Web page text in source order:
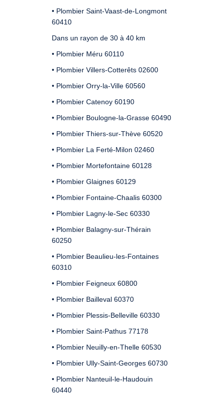
• Plombier Saint-Vaast-de-Longmont
60410
Dans un rayon de 30 à 40 km
• Plombier Méru 60110
• Plombier Villers-Cotterêts 02600
• Plombier Orry-la-Ville 60560
• Plombier Catenoy 60190
• Plombier Boulogne-la-Grasse 60490
• Plombier Thiers-sur-Thève 60520
• Plombier La Ferté-Milon 02460
• Plombier Mortefontaine 60128
• Plombier Glaignes 60129
• Plombier Fontaine-Chaalis 60300
• Plombier Lagny-le-Sec 60330
• Plombier Balagny-sur-Thérain
60250
• Plombier Beaulieu-les-Fontaines
60310
• Plombier Feigneux 60800
• Plombier Bailleval 60370
• Plombier Plessis-Belleville 60330
• Plombier Saint-Pathus 77178
• Plombier Neuilly-en-Thelle 60530
• Plombier Ully-Saint-Georges 60730
• Plombier Nanteuil-le-Haudouin
60440